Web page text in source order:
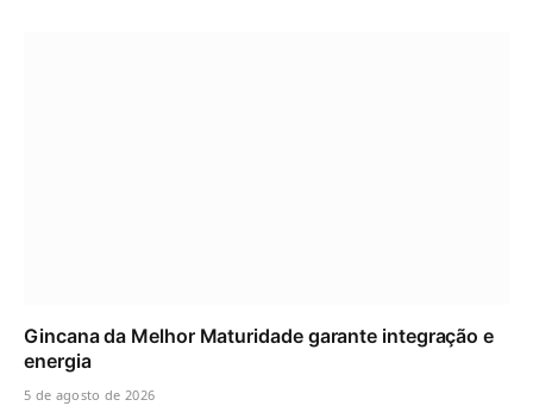
Gincana da Melhor Maturidade garante integração e
energia
5 de agosto de 2026